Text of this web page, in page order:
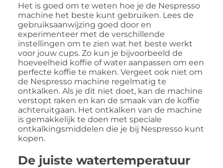
Het is goed om te weten hoe je de Nespresso
machine het beste kunt gebruiken. Lees de
gebruiksaanwijzing goed door en
experimenteer met de verschillende
instellingen om te zien wat het beste werkt
voor jouw cups. Zo kun je bijvoorbeeld de
hoeveelheid koffie of water aanpassen om een
perfecte koffie te maken. Vergeet ook niet om
de Nespresso machine regelmatig te
ontkalken. Als je dit niet doet, kan de machine
verstopt raken en kan de smaak van de koffie
achteruitgaan. Het ontkalken van de machine
is gemakkelijk te doen met speciale
ontkalkingsmiddelen die je bij Nespresso kunt
kopen.
De juiste watertemperatuur